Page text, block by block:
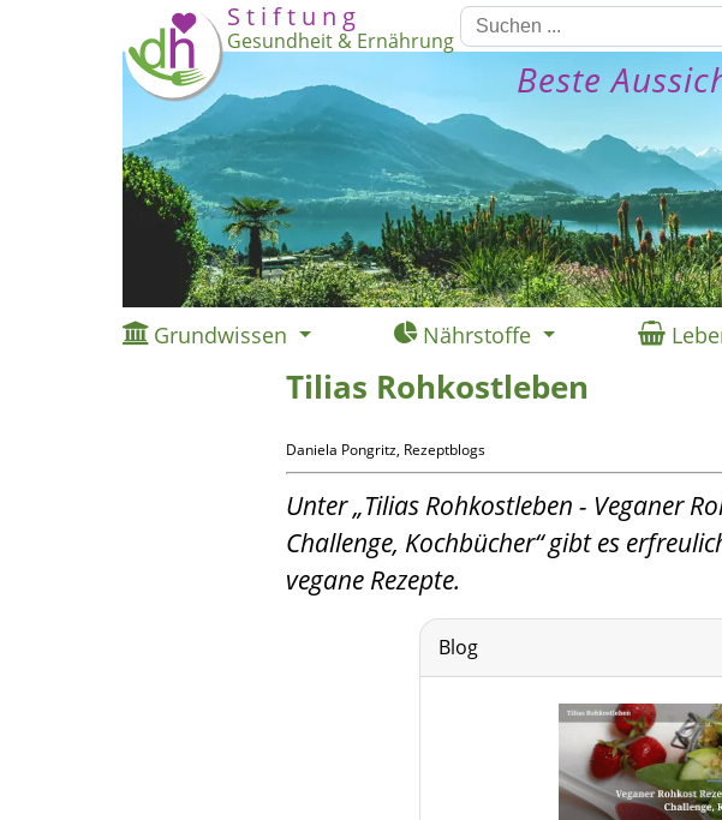
S t i f t u n g
Gesundheit & Ernährung
Beste
Grundwissen Nährstoffe
Tilias Rohkostleben
Daniela Pongritz, Rezeptblogs
Unter „Tilias Rohkostleben - Veganer
Challenge, Kochbücher“ gibt es
vegane Rezepte.
Blog